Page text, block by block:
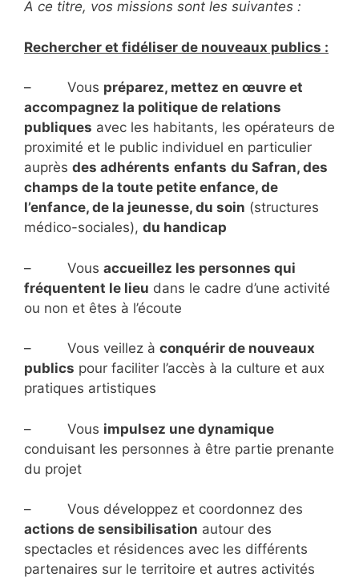
A ce titre, vos missions sont les suivantes :
Rechercher et fidéliser de nouveaux publics :
– Vous préparez, mettez en œuvre et
accompagnez la politique de relations
publiques avec les habitants, les opérateurs de
proximité et le public individuel en particulier
auprès des adhérents enfants du Safran, des
champs de la toute petite enfance, de
l’enfance, de la jeunesse, du soin (structures
médico-sociales), du handicap
– Vous accueillez les personnes qui
fréquentent le lieu dans le cadre d’une activité
ou non et êtes à l’écoute
– Vous veillez à conquérir de nouveaux
publics pour faciliter l’accès à la culture et aux
pratiques artistiques
– Vous impulsez une dynamique
conduisant les personnes à être partie prenante
du projet
– Vous développez et coordonnez des
actions de sensibilisation autour des
spectacles et résidences avec les différents
partenaires sur le territoire et autres activités